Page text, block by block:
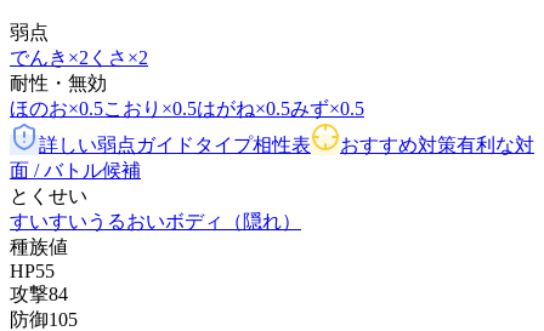
弱点
でんき ×2 くさ ×2
耐性・無効
ほのお×0.5こおり ×0.5はがね×0.5みず×0.5
詳しい弱点ガイド タイプ相性表 おすすめ対策有利な対
面 / バトル候補
とくせい
すいすい うるおいボディ
（隠れ）
種族値
HP55
攻撃84
防御105